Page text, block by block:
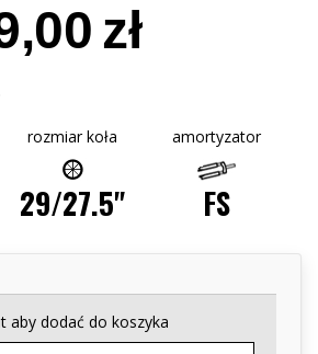
zł
rozmiar koła
29/27.5"
amortyzator
FS
aby dodać do koszyka